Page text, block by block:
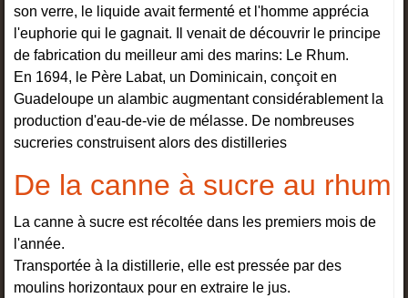
son verre, le liquide avait fermenté et l'homme apprécia
l'euphorie qui le gagnait. Il venait de découvrir le principe
de fabrication du meilleur ami des marins: Le Rhum.
En 1694, le Père Labat, un Dominicain, conçoit en
Guadeloupe un alambic augmentant considérablement la
production d'eau-de-vie de mélasse. De nombreuses
sucreries construisent alors des distilleries
De la canne à sucre au rhum
La canne à sucre est récoltée dans les premiers mois de
l'année.
Transportée à la distillerie, elle est pressée par des
moulins horizontaux pour en extraire le jus.